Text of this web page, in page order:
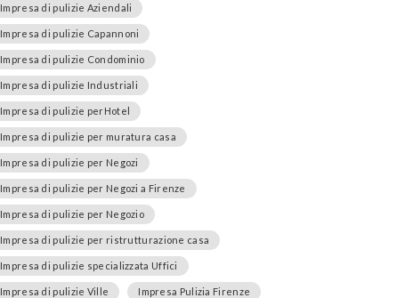
Impresa di pulizie Aziendali
Impresa di pulizie Capannoni
Impresa di pulizie Condominio
Impresa di pulizie Industriali
Impresa di pulizie perHotel
Impresa di pulizie per muratura casa
Impresa di pulizie per Negozi
Impresa di pulizie per Negozi a Firenze
Impresa di pulizie per Negozio
Impresa di pulizie per ristrutturazione casa
Impresa di pulizie specializzata Uffici
Impresa di pulizie Ville Impresa Pulizia Firenze